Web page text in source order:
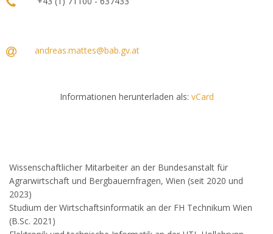
andreas.mattes@bab.gv.at
Informationen herunterladen als: vCard
Wissenschaftlicher Mitarbeiter an der Bundesanstalt für
Agrarwirtschaft und Bergbauernfragen, Wien (seit 2020 und
2023)
Studium der Wirtschaftsinformatik an der FH Technikum Wien
(B.Sc. 2021)